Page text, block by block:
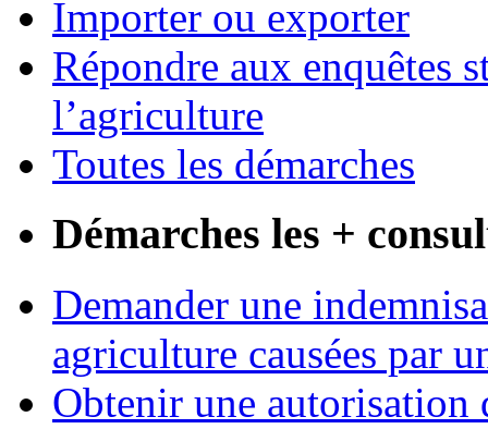
Importer ou exporter
Répondre aux enquêtes
l’agriculture
Toutes les démarches
Démarches les +
Demander une
agriculture causées par
Obtenir une autorisation